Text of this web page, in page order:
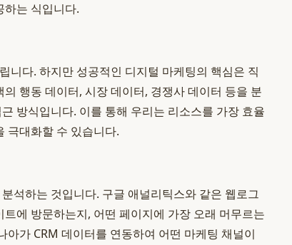
하는 식입니다.
니다. 하지만 성공적인 디지털 마케팅의 핵심은 직
의 행동 데이터, 시장 데이터, 경쟁사 데이터 등을 분
방식입니다. 이를 통해 우리는 리소스를 가장 효율
극대화할 수 있습니다.
석하는 것입니다. 구글 애널리틱스와 같은 웹로그
에 방문하는지, 어떤 페이지에 가장 오래 머무르는
가 CRM 데이터를 연동하여 어떤 마케팅 채널이